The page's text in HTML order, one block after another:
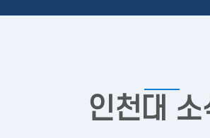
인천대 소